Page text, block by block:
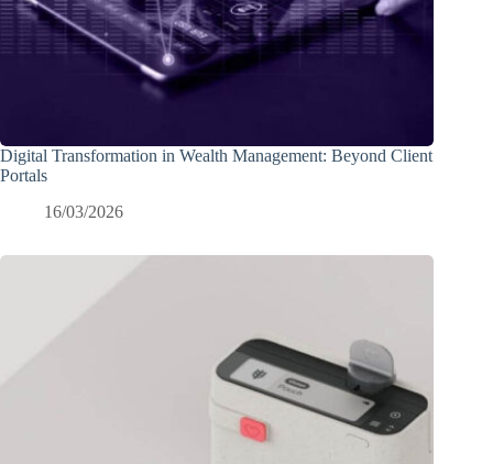
Digital Transformation in Wealth Management: Beyond Client
Portals
16/03/2026